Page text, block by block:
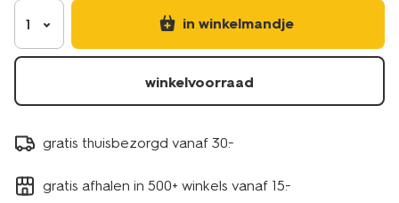
1 in winkelmandje
winkelvoorraad
gratis thuisbezorgd vanaf 30.-
gratis afhalen in 500+ winkels vanaf 15.-